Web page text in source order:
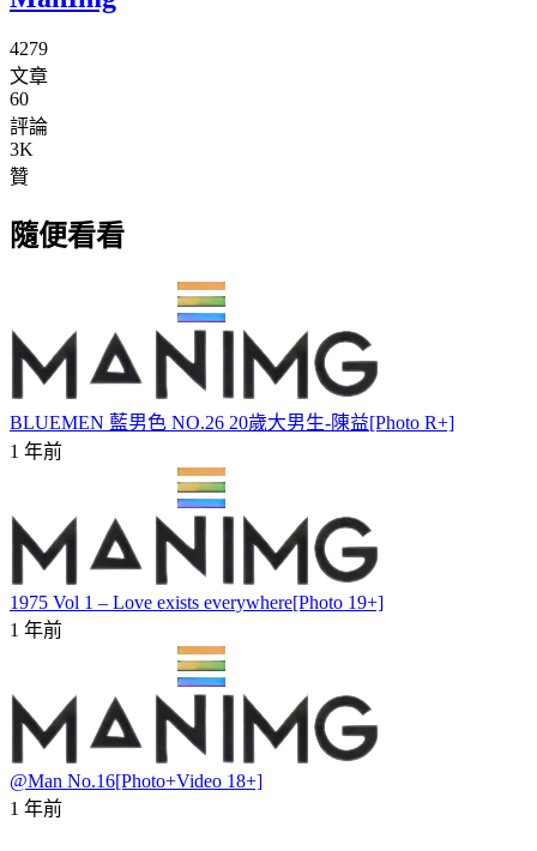
4279
文章
60
評論
3K
贊
隨便看看
BLUEMEN 藍男色 NO.26 20歲大男生-陳益[Photo R+]
1 年前
1975 Vol 1 – Love exists everywhere[Photo 19+]
1 年前
@Man No.16[Photo+Video 18+]
1 年前